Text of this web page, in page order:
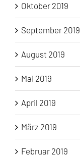
Oktober 2019
September 2019
August 2019
Mai 2019
April 2019
März 2019
Februar 2019